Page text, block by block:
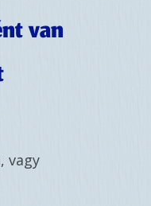
van
vagy